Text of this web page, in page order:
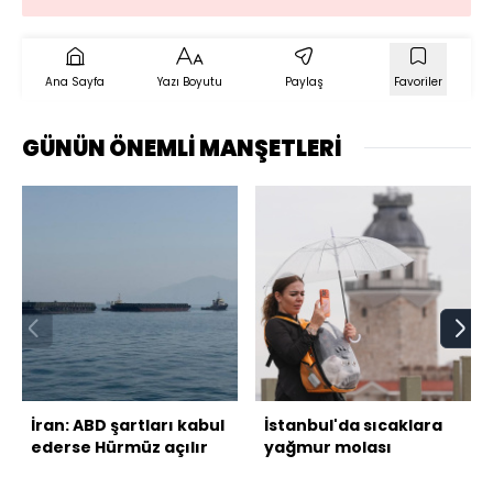
Ana Sayfa Yazı Boyutu Paylaş Favoriler
GÜNÜN ÖNEMLİ MANŞETLERİ
İran: ABD şartları kabul
ederse Hürmüz açılır
İstanbul'da sıcaklara
yağmur molası